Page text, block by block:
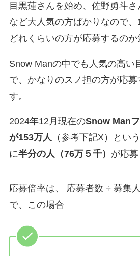
目黒蓮さんを始め、佐野勇斗
など大人気の方ばかりなので、
どれくらいの方が応募するのか
Snow Manの中でも人気の高い
で、かなりのスノ担の方が応募
す。
2024年12月現在のSnow Man
が153万人 （参考下記X）とい
に半分の人（76万５千） が応募
応募倍率は、 応募者数 ÷ 募集
で、この場合